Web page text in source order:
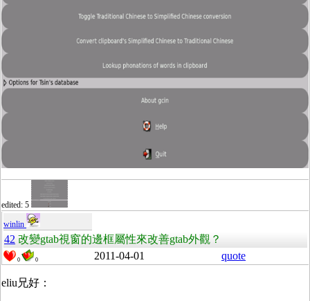
edited: 5
winlin
42 改變gtab視窗的邊框屬性來改善gtab外觀？
0 0 2011-04-01 quote
eliu兄好：